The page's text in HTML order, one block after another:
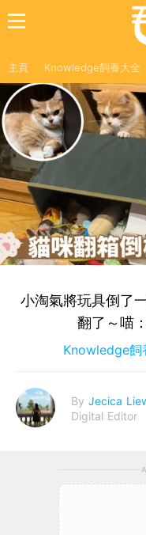
主頁 Knowledge飼養大全
小淘氣將玩具倒了
翻了～喵
Knowledge飼
By Jecica
Digital Editor